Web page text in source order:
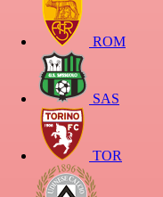
ROM
SAS
TOR